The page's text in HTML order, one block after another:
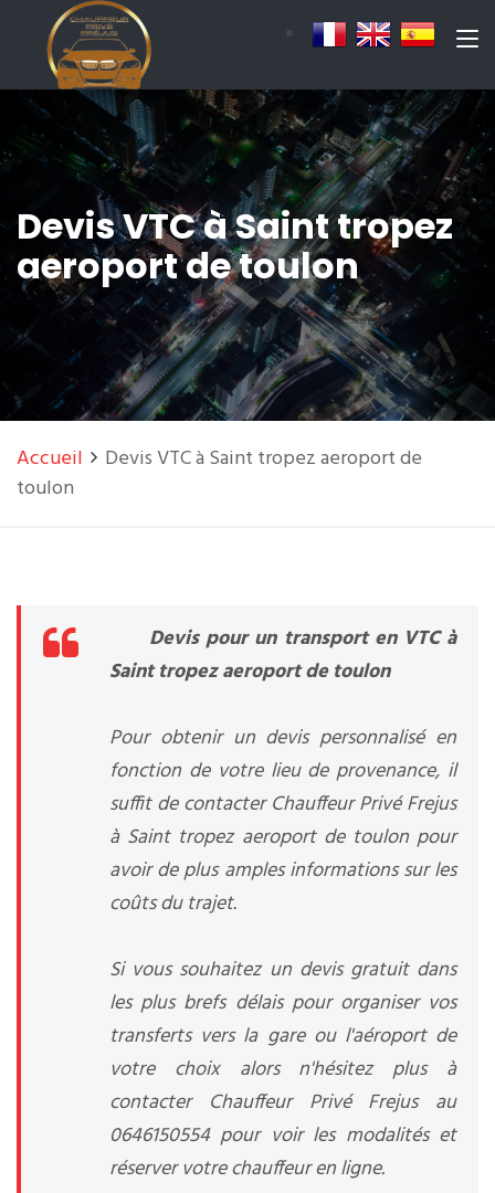
Devis VTC à Saint tropez
aeroport de toulon
Accueil
Devis VTC à Saint tropez aeroport de
toulon
Devis pour un transport en VTC à
Saint tropez aeroport de toulon
Pour obtenir un devis personnalisé en
fonction de votre lieu de provenance, il
suffit de contacter Chauffeur Privé Frejus
à Saint tropez aeroport de toulon pour
avoir de plus amples informations sur les
coûts du trajet.
Si vous souhaitez un devis gratuit dans
les plus brefs délais pour organiser vos
transferts vers la gare ou l'aéroport de
votre choix alors n'hésitez plus à
contacter Chauffeur Privé Frejus au
0646150554 pour voir les modalités et
réserver votre chauffeur en ligne.